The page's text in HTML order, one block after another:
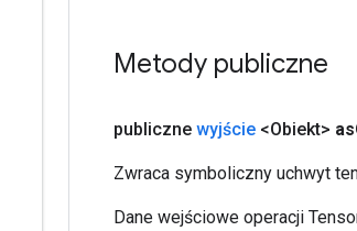
Metody publiczne
publiczne wyjście <Obiekt> as
Zwraca symboliczny uchwyt
Dane wejściowe operacji